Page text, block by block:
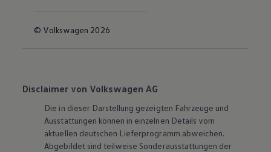
© Volkswagen 2026
Disclaimer von Volkswagen AG
Die in dieser Darstellung gezeigten Fahrzeuge und
Ausstattungen können in einzelnen Details vom
aktuellen deutschen Lieferprogramm abweichen.
Abgebildet sind teilweise Sonderausstattungen der